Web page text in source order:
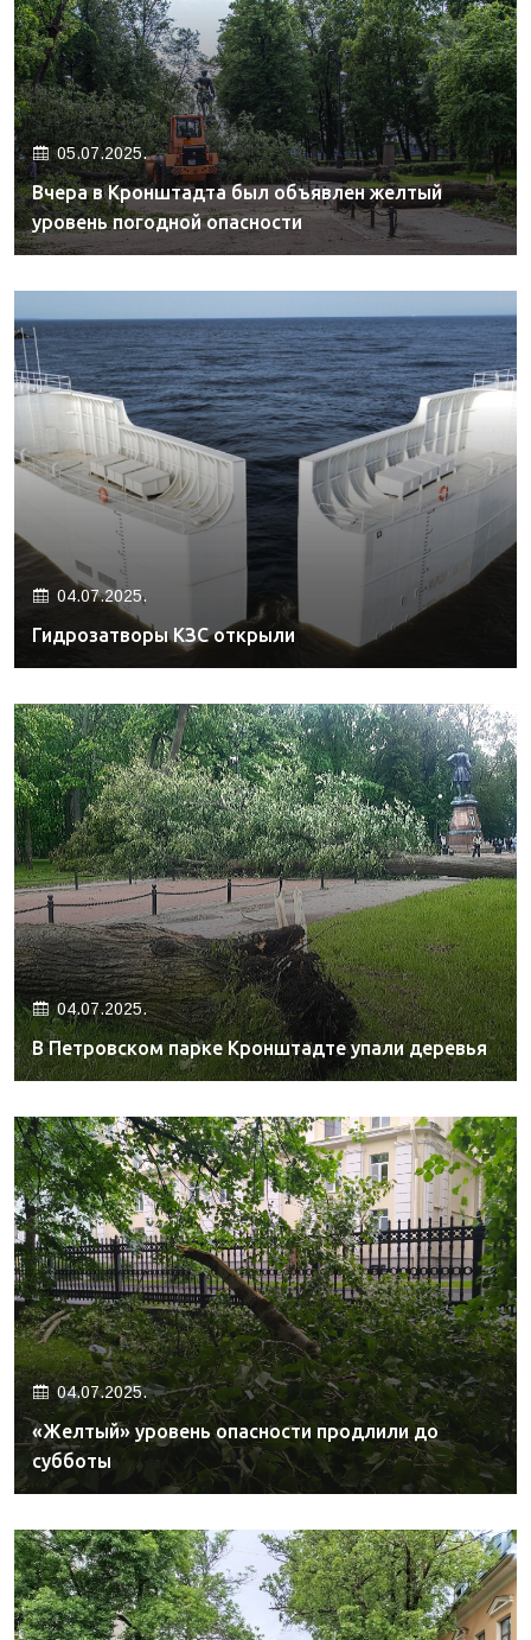
05.07.2025.
Вчера в Кронштадта был объявлен желтый
уровень погодной опасности
04.07.2025.
Гидрозатворы КЗС открыли
04.07.2025.
В Петровском парке Кронштадте упали деревья
04.07.2025.
«Желтый» уровень опасности продлили до
субботы